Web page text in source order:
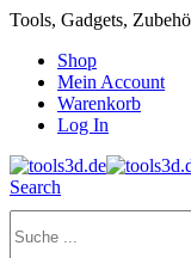
Tools, Gadgets,
Shop
Mein Account
Warenkorb
Log In
Search